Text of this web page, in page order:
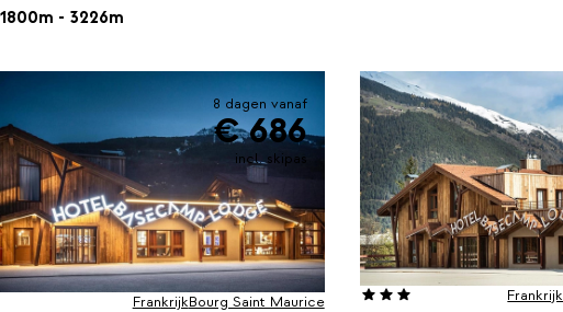
1800m - 3226m
8 dagen vanaf
€ 686
incl. skipas
FrankrijkBourg Saint Maurice Frankrijk